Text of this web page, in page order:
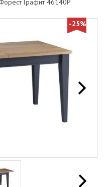
Графит 46140Р
-25%